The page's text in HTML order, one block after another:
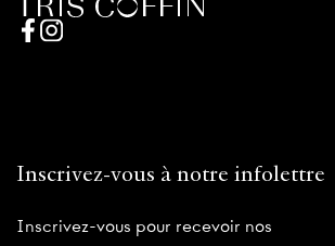
Inscrivez-vous à notre infolettre
Inscrivez-vous pour recevoir nos